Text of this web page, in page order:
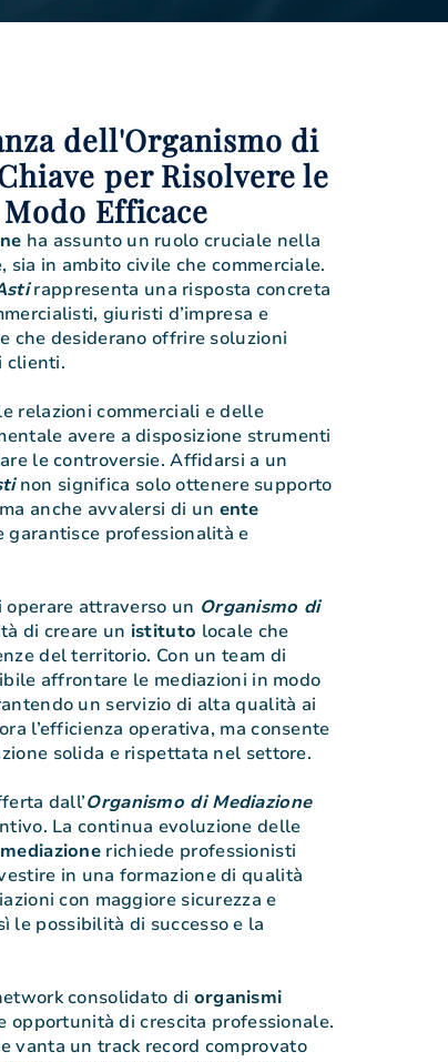
dell'Organismo di
per Risolvere le
Efficace
ha assunto un ruolo cruciale nella
in ambito civile che commerciale.
rappresenta una risposta concreta
giuristi d’impresa e
che desiderano offrire soluzioni
clienti.
relazioni commerciali e delle
avere a disposizione strumenti
le controversie. Affidarsi a un
non significa solo ottenere supporto
anche avvalersi di un ente
garantisce professionalità e
attraverso un Organismo di
di creare un istituto locale che
del territorio. Con un team di
affrontare le mediazioni in modo
un servizio di alta qualità ai
l’efficienza operativa, ma consente
solida e rispettata nel settore.
dall’Organismo di Mediazione
La continua evoluzione delle
mediazione richiede professionisti
in una formazione di qualità
con maggiore sicurezza e
le possibilità di successo e la
consolidato di organismi
opportunità di crescita professionale.
vanta un track record comprovato